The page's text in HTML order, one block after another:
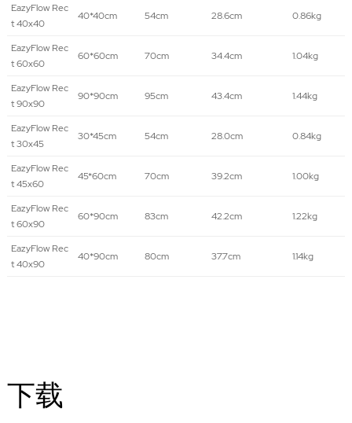
EazyFlow Rec
t 40x40
40*40cm 54cm 28.6cm 0.86kg
EazyFlow Rec
t 60x60
60*60cm 70cm 34.4cm 1.04kg
EazyFlow Rec
t 90x90
90*90cm 95cm 43.4cm 1.44kg
EazyFlow Rec
t 30x45
30*45cm 54cm 28.0cm 0.84kg
EazyFlow Rec
t 45x60
45*60cm 70cm 39.2cm 1.00kg
EazyFlow Rec
t 60x90
60*90cm 83cm 42.2cm 1.22kg
EazyFlow Rec
t 40x90
40*90cm 80cm 37.7cm 1.14kg
下载